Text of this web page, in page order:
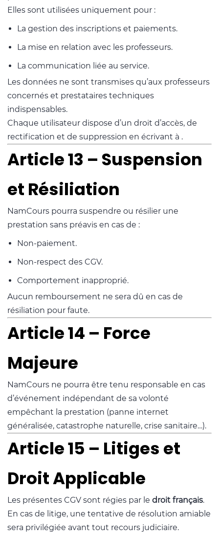
Elles sont utilisées uniquement pour :
La gestion des inscriptions et paiements.
La mise en relation avec les professeurs.
La communication liée au service.
Les données ne sont transmises qu’aux professeurs
concernés et prestataires techniques
indispensables.
Chaque utilisateur dispose d’un droit d’accès, de
rectification et de suppression en écrivant à .
Article 13 – Suspension
et Résiliation
NamCours pourra suspendre ou résilier une
prestation sans préavis en cas de :
Non-paiement.
Non-respect des CGV.
Comportement inapproprié.
Aucun remboursement ne sera dû en cas de
résiliation pour faute.
Article 14 – Force
Majeure
NamCours ne pourra être tenu responsable en cas
d’événement indépendant de sa volonté
empêchant la prestation (panne internet
généralisée, catastrophe naturelle, crise sanitaire…).
Article 15 – Litiges et
Droit Applicable
Les présentes CGV sont régies par le droit français.
En cas de litige, une tentative de résolution amiable
sera privilégiée avant tout recours judiciaire.